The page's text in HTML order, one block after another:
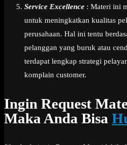
Service Excellence : Materi ini
untuk meningkatkan kualitas
perusahaan. Hal ini tentu
pelanggan yang buruk atau
terdapat lengkap strategi
komplain customer.
Ingin Request
Maka Anda Bisa